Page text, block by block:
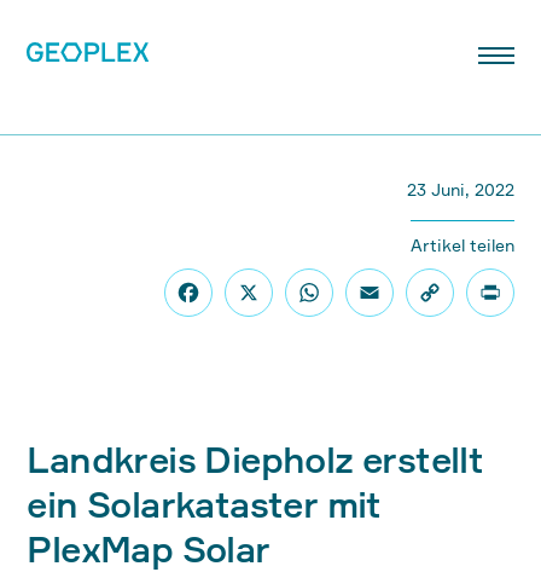
Landkreis Diepholz erstellt
ein Solarkataster mit
PlexMap Solar
23 Juni, 2022
Artikel teilen